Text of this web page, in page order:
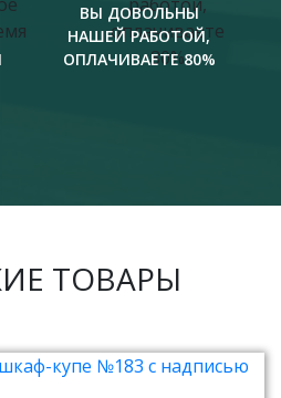
ВЫ ДОВОЛЬНЫ
НАШЕЙ РАБОТОЙ,
ОПЛАЧИВАЕТЕ 80%
ТОВАРЫ